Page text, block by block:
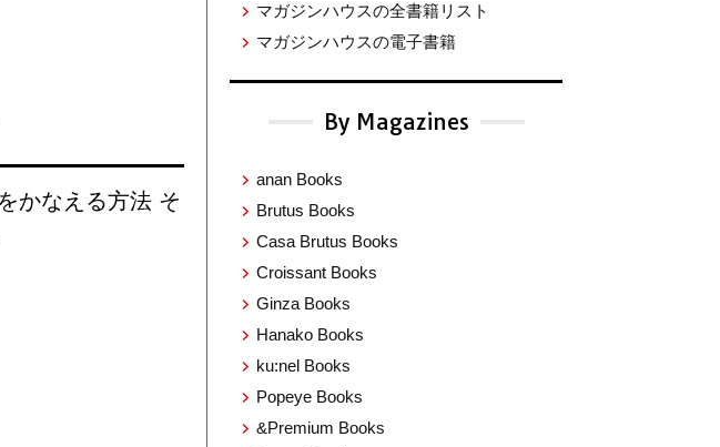
かなえる方法 そ
マガジンハウスの全書籍リスト
マガジンハウスの電子書籍
By Magazines
anan Books
Brutus Books
Casa Brutus Books
Croissant Books
Ginza Books
Hanako Books
ku:nel Books
Popeye Books
&Premium Books